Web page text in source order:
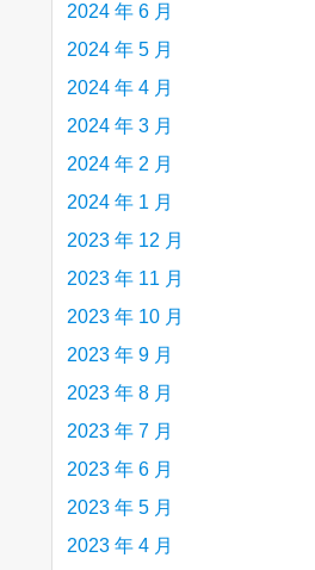
2024 年 6 月
2024 年 5 月
2024 年 4 月
2024 年 3 月
2024 年 2 月
2024 年 1 月
2023 年 12 月
2023 年 11 月
2023 年 10 月
2023 年 9 月
2023 年 8 月
2023 年 7 月
2023 年 6 月
2023 年 5 月
2023 年 4 月